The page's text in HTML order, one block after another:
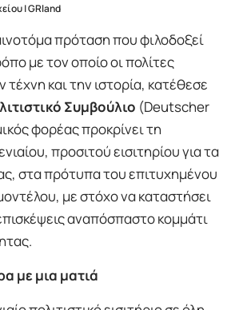
| GRland
πρόταση που φιλοδοξεί
με τον οποίο οι πολίτες
τέχνη και την ιστορία, κατέθεσε
Συμβούλιο (Deutscher
φορέας προκρίνει τη
προσιτού εισιτηρίου για τα
στα πρότυπα του επιτυχημένου
με στόχο να καταστήσει
αναπόσπαστο κομμάτι
με μια ματιά